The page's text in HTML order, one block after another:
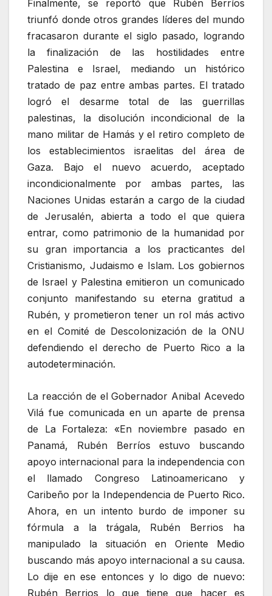
Finalmente, se reportó que Rubén Berríos
triunfó donde otros grandes líderes del mundo
fracasaron durante el siglo pasado, logrando
la finalización de las hostilidades entre
Palestina e Israel, mediando un histórico
tratado de paz entre ambas partes. El tratado
logró el desarme total de las guerrillas
palestinas, la disolución incondicional de la
mano militar de Hamás y el retiro completo de
los establecimientos israelitas del área de
Gaza. Bajo el nuevo acuerdo, aceptado
incondicionalmente por ambas partes, las
Naciones Unidas estarán a cargo de la ciudad
de Jerusalén, abierta a todo el que quiera
entrar, como patrimonio de la humanidad por
su gran importancia a los practicantes del
Cristianismo, Judaismo e Islam. Los gobiernos
de Israel y Palestina emitieron un comunicado
conjunto manifestando su eterna gratitud a
Rubén, y prometieron tener un rol más activo
en el Comité de Descolonización de la ONU
defendiendo el derecho de Puerto Rico a la
autodeterminación.
La reacción de el Gobernador Anibal Acevedo
Vilá fue comunicada en un aparte de prensa
de La Fortaleza: «En noviembre pasado en
Panamá, Rubén Berríos estuvo buscando
apoyo internacional para la independencia con
el llamado Congreso Latinoamericano y
Caribeño por la Independencia de Puerto Rico.
Ahora, en un intento burdo de imponer su
fórmula a la trágala, Rubén Berrios ha
manipulado la situación en Oriente Medio
buscando más apoyo internacional a su causa.
Lo dije en ese entonces y lo digo de nuevo:
Rubén Berrios lo que tiene que hacer es